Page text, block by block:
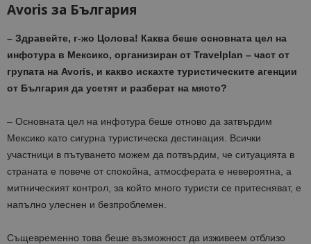
Avoris за България
– Здравейте, г-жо Цолова! Каква беше основната цел на
инфотура в Мексико, организиран от Travelplan – част от
групата на Avoris, и какво искахте туристическите агенции
от България да усетят и разберат на място?
– Основната цел на инфотура беше отново да затвърдим
Мексико като сигурна туристическа дестинация. Всички
участници в пътуването можем да потвърдим, че ситуацията в
страната е повече от спокойна, атмосферата е невероятна, а
митническият контрол, за който много туристи се притесняват, е
напълно улеснен и безпроблемен.
Същевременно това беше възможност да изживеем отблизо